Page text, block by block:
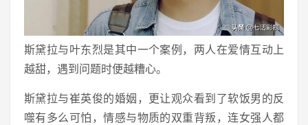
斯黛拉与叶东烈是其中一个案例，两人在爱情互动上
越甜，遇到问题时便越糟心。
斯黛拉与崔英俊的婚姻，更让观众看到了软饭男的反
噬有多么可怕，情感与物质的双重背叛，连女强人都